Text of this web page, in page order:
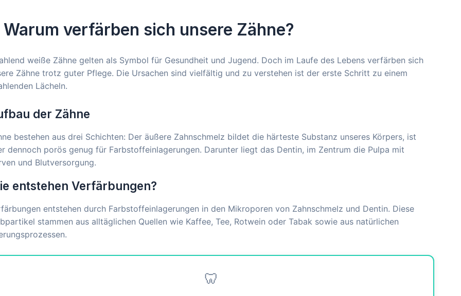
Warum verfärben sich unsere Zähne?
weiße Zähne gelten als Symbol für Gesundheit und Jugend. Doch im Laufe des Lebens verfärben sich
Zähne trotz guter Pflege. Die Ursachen sind vielfältig und zu verstehen ist der erste Schritt zu einem
Lächeln.
der Zähne
bestehen aus drei Schichten: Der äußere Zahnschmelz bildet die härteste Substanz unseres Körpers, ist
dennoch porös genug für Farbstoffeinlagerungen. Darunter liegt das Dentin, im Zentrum die Pulpa mit
und Blutversorgung.
entstehen Verfärbungen?
entstehen durch Farbstoffeinlagerungen in den Mikroporen von Zahnschmelz und Dentin. Diese
stammen aus alltäglichen Quellen wie Kaffee, Tee, Rotwein oder Tabak sowie aus natürlichen
🦷